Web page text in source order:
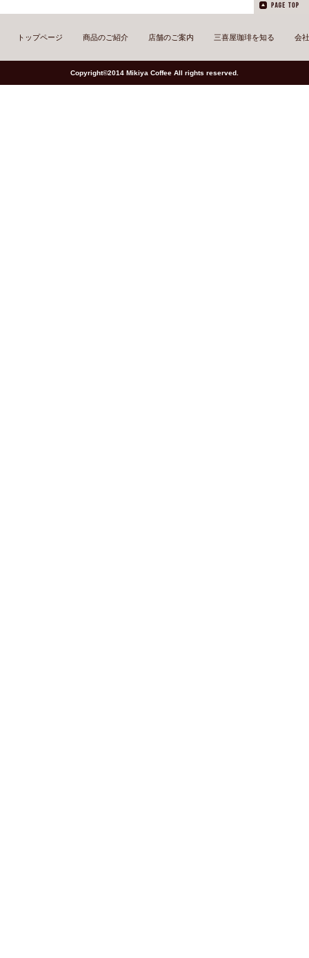
トップページ 商品のご紹介 店舗のご案内 三喜屋珈琲を知る 会
Copyright©2014 Mikiya Coffee All rights reserved.